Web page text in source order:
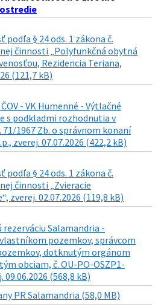
§ 24 ods. 1 zákona č.
činnosti „Polyfunkčná obytná
Rezidencia Teriana,
(121,7 kB)
- VK Humenné - Výtlačné
s podkladmi rozhodnutia v
71/1967 Zb. o správnom konaní
zverej. 07.07.2026 (422,2 kB)
§ 24 ods. 1 zákona č.
činnosti „Zvieracie
zverej. 02.07.2026 (119,8 kB)
Salamandria -
pozemkov, správcom
dotknutým orgánom
obciam, č. OU-PO-OSZP1-
09.06.2026 (568,8 kB)
PR Salamandria (58,0 MB)